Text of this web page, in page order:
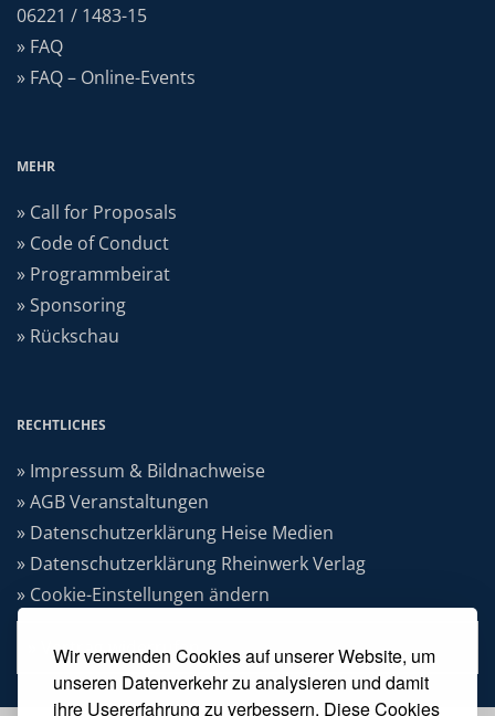
Wir verwenden Cookies auf unserer Website, um
unseren Datenverkehr zu analysieren und damit
ihre Usererfahrung zu verbessern. Diese Cookies
06221 / 1483-15
» FAQ
» FAQ – Online-Events
MEHR
» Call for Proposals
» Code of Conduct
» Programmbeirat
» Sponsoring
» Rückschau
RECHTLICHES
» Impressum & Bildnachweise
» AGB Veranstaltungen
» Datenschutzerklärung Heise Medien
» Datenschutzerklärung Rheinwerk Verlag
» Cookie-Einstellungen ändern
» Vertrag widerrufen